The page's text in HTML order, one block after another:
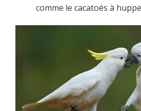
comme le cacatoès à